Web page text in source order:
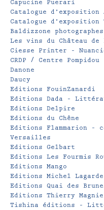
Capucine Puerari
Catalogue d’exposition
Catalogue
Baldizzone photographes
Les vins du Château de
Ciesse Printer –
CRDP / Centre Pompidou
Danone
Daucy
Editions FouinZanardi
Editions Dada –
Editions Delpire
Editions du Chêne
Editions Flammarion –
Versailles
Editions Gelbart
Editions Les Fourmis
Editions Mango
Editions Michel Lagarde
Editions Quai des
Editions Thierry
Tishina éditions –